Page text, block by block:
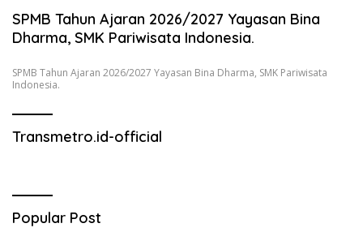
SPMB Tahun Ajaran 2026/2027 Yayasan Bina
Dharma, SMK Pariwisata Indonesia.
SPMB Tahun Ajaran 2026/2027 Yayasan Bina Dharma, SMK Pariwisata
Indonesia.
Transmetro.id-official
Popular Post